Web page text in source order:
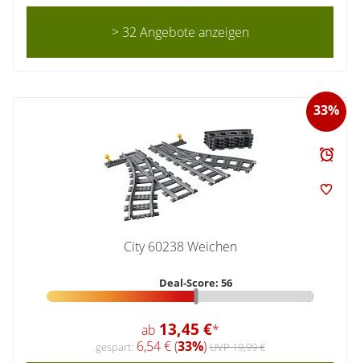
> 32 Angebote anzeigen
33%
City 60238 Weichen
Deal-Score: 56
ab 13,45 €*
gespart: 6,54 € (33%)UVP 19,99 €